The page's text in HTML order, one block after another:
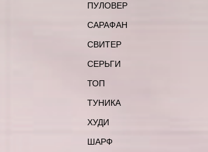
ПУЛОВЕР
САРАФАН
СВИТЕР
СЕРЬГИ
ТОП
ТУНИКА
ХУДИ
ШАРФ